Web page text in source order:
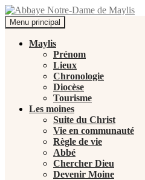
Abbaye Notre-
Recherche
Menu principal
au
Maylis
Prénom
Lieux
Chronologie
Diocèse
Tourisme
Les moines
Suite du Christ
Vie en communauté
Règle de vie
Abbé
Chercher Dieu
Devenir Moine